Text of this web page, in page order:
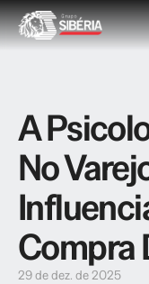
A
No
Compra
29 de dez. de 2025